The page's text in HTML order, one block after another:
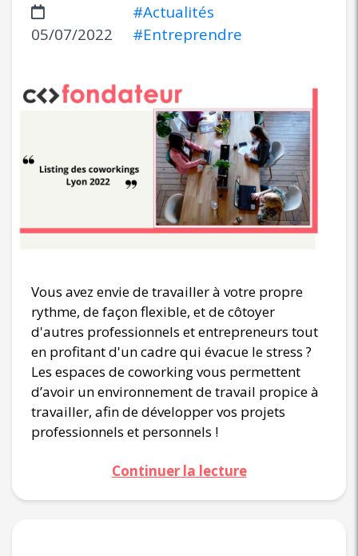
05/07/2022
#Actualités
#Entreprendre
Vous avez envie de travailler à votre propre
rythme, de façon flexible, et de côtoyer
d'autres professionnels et entrepreneurs tout
en profitant d'un cadre qui évacue le stress ?
Les espaces de coworking vous permettent
d’avoir un environnement de travail propice à
travailler, afin de développer vos projets
professionnels et personnels !
Continuer la lecture